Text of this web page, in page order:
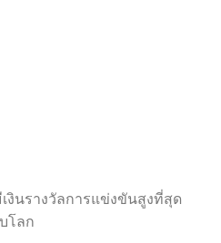
งินรางวัลการแข่งขันสูงที่สุด
โลก